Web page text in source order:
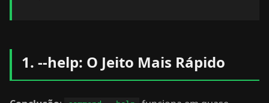
1. --help: O Jeito Mais Rápido